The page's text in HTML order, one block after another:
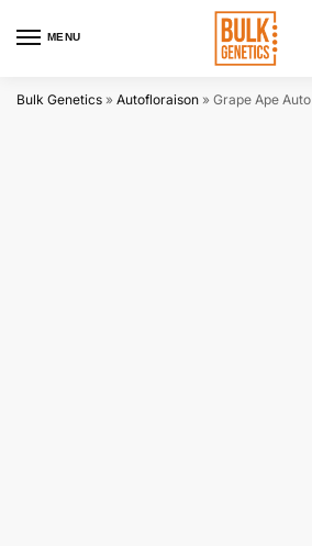
MENU
Bulk Genetics » Autofloraison » Grape Ape Auto